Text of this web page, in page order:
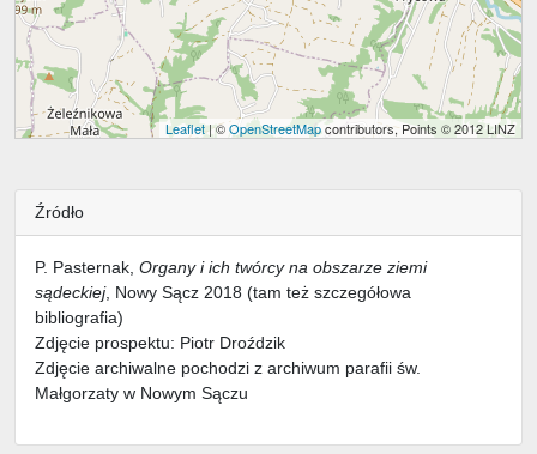
Leaflet| ©OpenStreetMapcontributors, Points © 2012 LINZ
Źródło
P. Pasternak, Organy i ich twórcy na obszarze ziemi
sądeckiej, Nowy Sącz 2018 (tam też szczegółowa
bibliografia)
Zdjęcie prospektu: Piotr Droździk
Zdjęcie archiwalne pochodzi z archiwum parafii św.
Małgorzaty w Nowym Sączu